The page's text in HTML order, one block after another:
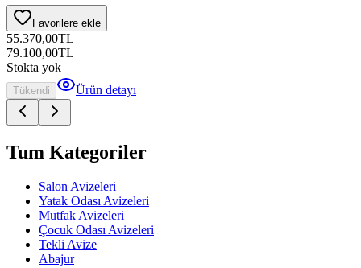
Favorilere ekle
55.370,00TL
79.100,00TL
Stokta yok
Tükendi Ürün detayı
Tum Kategoriler
Salon Avizeleri
Yatak Odası Avizeleri
Mutfak Avizeleri
Çocuk Odası Avizeleri
Tekli Avize
Abajur